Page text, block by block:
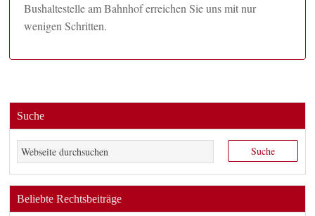
Bushaltestelle am Bahnhof erreichen Sie uns mit nur
wenigen Schritten.
Suche
Beliebte Rechtsbeiträge